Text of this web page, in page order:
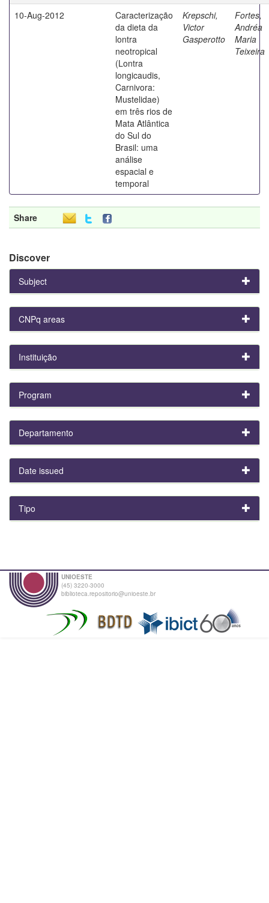
10-Aug-2012
Caracterização
da dieta da
lontra
neotropical
(Lontra
longicaudis,
Carnivora:
Mustelidae)
em três rios de
Mata Atlântica
do Sul do
Brasil: uma
análise
espacial e
temporal
Krepschi,
Victor
Gasperotto
Fortes,
Andréa
Maria
Teixeira
Share
Discover
Subject
CNPq areas
Instituição
Program
Departamento
Date issued
Tipo
UNIOESTE
(45) 3220-3000
biblioteca.repositorio@unioeste.br